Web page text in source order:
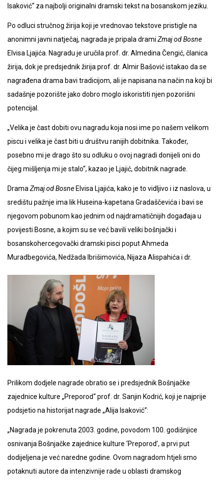
Isaković“ za najbolji originalni dramski tekst na bosanskom jeziku.
Po odluci stručnog žirija koji je vrednovao tekstove pristigle na
anonimni javni natječaj, nagrada je pripala drami Zmaj od Bosne
Elvisa Ljajića. Nagradu je uručila prof. dr. Almedina Čengić, članica
žirija, dok je predsjednik žirija prof. dr. Almir Bašović istakao da se
nagrađena drama bavi tradicijom, ali je napisana na način na koji bi
sadašnje pozorište jako dobro moglo iskoristiti njen pozorišni
potencijal.
„Velika je čast dobiti ovu nagradu koja nosi ime po našem velikom
piscu i velika je čast biti u društvu ranijih dobitnika. Također,
posebno mi je drago što su odluku o ovoj nagradi donijeli oni do
čijeg mišljenja mi je stalo“, kazao je Ljajić, dobitnik nagrade.
Drama Zmaj od Bosne Elvisa Ljajića, kako je to vidljivo i iz naslova, u
središtu pažnje ima lik Huseina-kapetana Gradaščevića i bavi se
njegovom pobunom kao jednim od najdramatičnijih događaja u
povijesti Bosne, a kojim su se već bavili veliki bošnjački i
bosanskohercegovački dramski pisci poput Ahmeda
Muradbegovića, Nedžada Ibrišimovića, Nijaza Alispahića i dr.
Prilikom dodjele nagrade obratio se i predsjednik Bošnjačke
zajednice kulture „Preporod“ prof. dr. Sanjin Kodrić, koji je najprije
podsjetio na historijat nagrade „Alija Isaković“:
„Nagrada je pokrenuta 2003. godine, povodom 100. godišnjice
osnivanja Bošnjačke zajednice kulture ‘Preporod’, a prvi put
dodijeljena je već naredne godine. Ovom nagradom htjeli smo
potaknuti autore da intenzivnije rade u oblasti dramskog